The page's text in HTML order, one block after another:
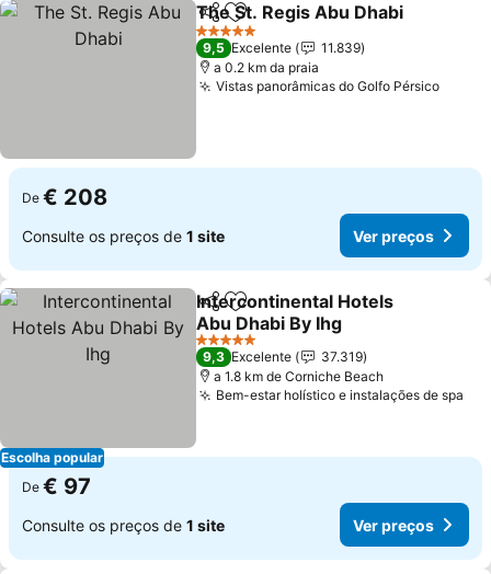
PartilharAdicionar aos favoritos
The St. Regis Abu Dhabi
5 Estrelas
9,5 Excelente
11.839
a 0.2 km da praia
Vistas panorâmicas do Golfo PérsicoVer
De € 208
Consulte os preços de 1 site Ver preços
Escolha popular
PartilharAdicionar aos favoritos
Intercontinental Hotels
Abu Dhabi By Ihg
Ver preços
5 Estrelas
9,3 Excelente
37.319
a 1.8 km de Corniche Beach
Bem-estar holístico e instalações de spa
De € 97
Consulte os preços de 1 site Ver preços